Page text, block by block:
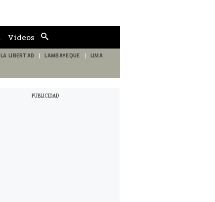
de
búsqueda
Videos
LA LIBERTAD LAMBAYEQUE LIMA